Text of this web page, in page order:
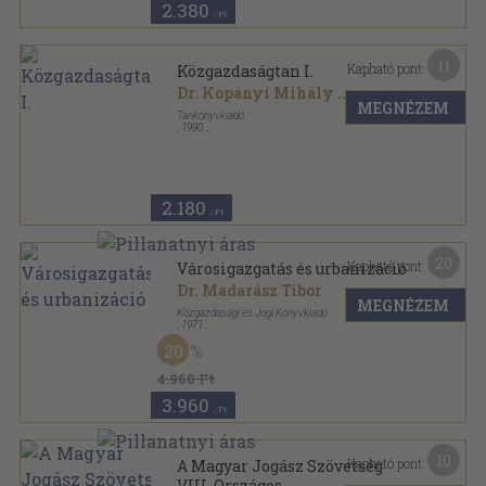
2.380 ,-Ft
Közgazdaságtan I.
Dr. Kopányi Mihály ...
Tankönyvkiadó
1990
2.180 ,-Ft
Kapható pont:
MEGNÉZEM
Városigazgatás és urbanizáció
Dr. Madarász Tibor
Közgazdasági és Jogi Könyvkiadó
1971
Vászon
4.960 Ft
20
3.960 ,-Ft
Kapható pont:
MEGNÉZEM
A Magyar Jogász SzövetségKapható pont: